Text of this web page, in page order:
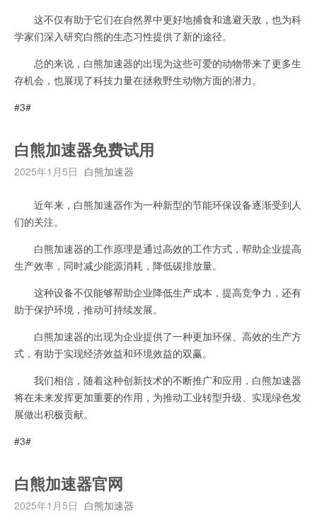
这不仅有助于它们在自然界中更好地捕食和逃避天敌，也为科
学家们深入研究白熊的生态习性提供了新的途径。
总的来说，白熊加速器的出现为这些可爱的动物带来了更多生
存机会，也展现了科技力量在拯救野生动物方面的潜力。
#3#
白熊加速器免费试用
2025年1月5日 白熊加速器
近年来，白熊加速器作为一种新型的节能环保设备逐渐受到人
们的关注。
白熊加速器的工作原理是通过高效的工作方式，帮助企业提高
生产效率，同时减少能源消耗，降低碳排放量。
这种设备不仅能够帮助企业降低生产成本，提高竞争力，还有
助于保护环境，推动可持续发展。
白熊加速器的出现为企业提供了一种更加环保、高效的生产方
式，有助于实现经济效益和环境效益的双赢。
我们相信，随着这种创新技术的不断推广和应用，白熊加速器
将在未来发挥更加重要的作用，为推动工业转型升级、实现绿色发
展做出积极贡献。
#3#
白熊加速器官网
2025年1月5日 白熊加速器